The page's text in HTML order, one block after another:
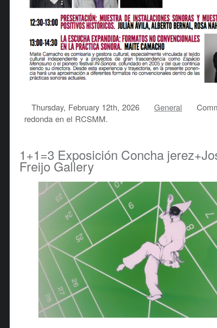
Thursday, February 12th, 2026 General
redonda en el RCSMM.
1+1=3 Exposición Concha
Freijo Gallery